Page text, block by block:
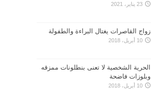
23 يناير، 2021
زواج القاصرات يغتال البراءة والطفولة
10 أبريل، 2018
الحرية الشخصية لا تعنى بنطلونات ممزقه
وبلوزات فاضحة
10 أبريل، 2018